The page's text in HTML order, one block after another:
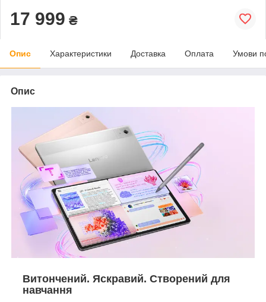
17 999 ₴
Опис Характеристики Доставка Оплата Умови
Опис
Витончений. Яскравий. Створений для
навчання